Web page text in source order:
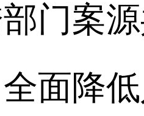
门案
面降